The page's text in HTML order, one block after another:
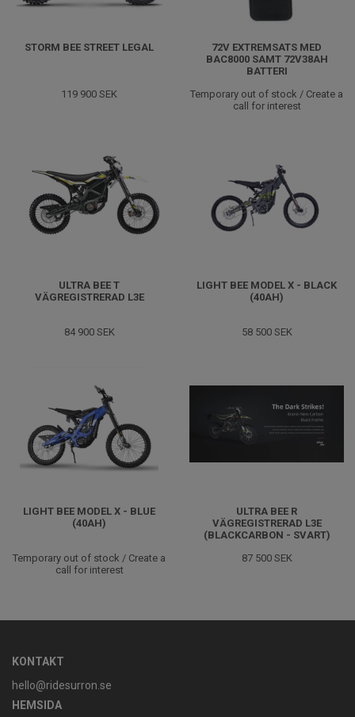
STORM BEE STREET LEGAL
119 900 SEK
72V EXTREMSATS MED
BAC8000 SAMT 72V38AH
BATTERI
Temporary out of stock / Create a
call for interest
ULTRA BEE T
VÄGREGISTRERAD L3E
84 900 SEK
LIGHT BEE MODEL X - BLACK
(40AH)
58 500 SEK
LIGHT BEE MODEL X - BLUE
(40AH)
Temporary out of stock / Create a
call for interest
ULTRA BEE R
VÄGREGISTRERAD L3E
(BLACKCARBON - SVART)
87 500 SEK
KONTAKT
hello@ridesurron.se
HEMSIDA